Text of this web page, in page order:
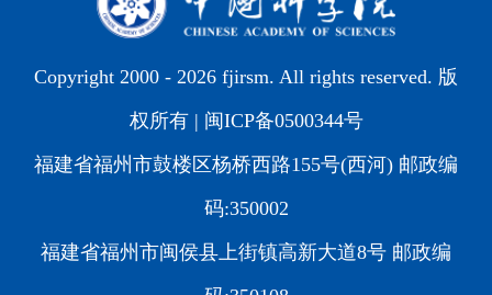
Copyright 2000 - 2026 fjirsm. All rights reserved. 版
权所有 | 闽ICP备0500344号
福建省福州市鼓楼区杨桥西路155号(西河) 邮政编
码:350002
福建省福州市闽侯县上街镇高新大道8号 邮政编